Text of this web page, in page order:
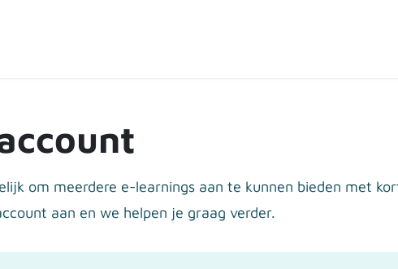
om meerdere e-learnings aan te kunnen bieden met
aan en we helpen je graag verder.